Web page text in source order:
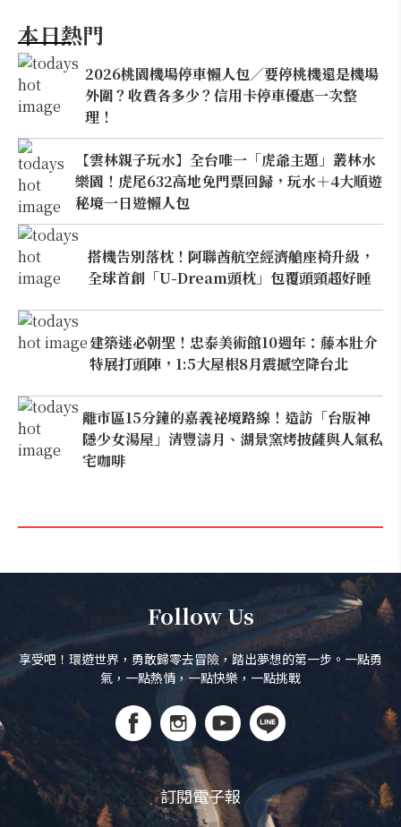
本日熱門
2026桃園機場停車懶人包／要停桃機還是機場
外圍？收費各多少？信用卡停車優惠一次整
理！
【雲林親子玩水】全台唯一「虎爺主題」叢林水
樂園！虎尾632高地免門票回歸，玩水＋4大順遊
秘境一日遊懶人包
搭機告別落枕！阿聯酋航空經濟艙座椅升級，
全球首創「U-Dream頭枕」包覆頭頸超好睡
建築迷必朝聖！忠泰美術館10週年：藤本壯介
特展打頭陣，1:5大屋根8月震撼空降台北
離市區15分鐘的嘉義祕境路線！造訪「台版神
隱少女湯屋」清豐濤月、湖景窯烤披薩與人氣私
宅咖啡
Follow Us
享受吧！環遊世界，勇敢歸零去冒險，踏出夢想的第一步。一點勇
氣，一點熱情，一點快樂，一點挑戰
訂閱電子報